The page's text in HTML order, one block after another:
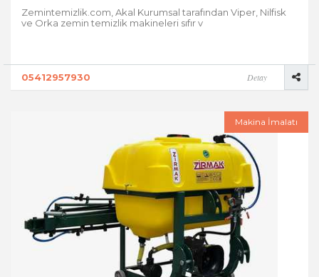
Zemintemizlik.com, Akal Kurumsal tarafından Viper, Nilfisk
ve Orka zemin temizlik makineleri sıfır v
05412957930 Detay
Makina İmalatı